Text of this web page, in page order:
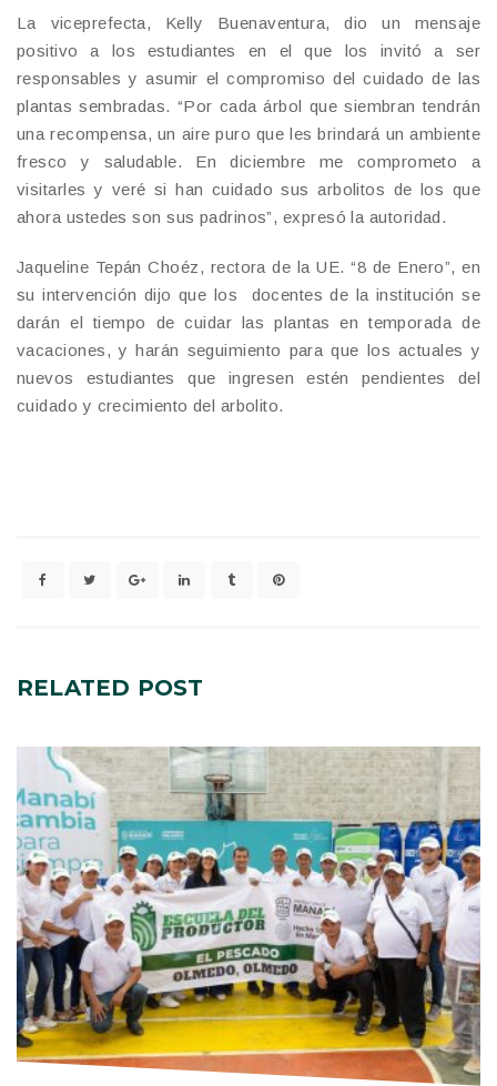
La viceprefecta, Kelly Buenaventura, dio un mensaje
positivo a los estudiantes en el que los invitó a ser
responsables y asumir el compromiso del cuidado de las
plantas sembradas. “Por cada árbol que siembran tendrán
una recompensa, un aire puro que les brindará un ambiente
fresco y saludable. En diciembre me comprometo a
visitarles y veré si han cuidado sus arbolitos de los que
ahora ustedes son sus padrinos”, expresó la autoridad.
Jaqueline Tepán Choéz, rectora de la UE. “8 de Enero”, en
su intervención dijo que los docentes de la institución se
darán el tiempo de cuidar las plantas en temporada de
vacaciones, y harán seguimiento para que los actuales y
nuevos estudiantes que ingresen estén pendientes del
cuidado y crecimiento del arbolito.
RELATED POST